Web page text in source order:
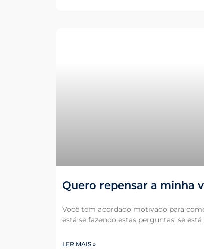
Quero repensar a minha
Você tem acordado motivado para
está se fazendo estas perguntas, se
LER MAIS »